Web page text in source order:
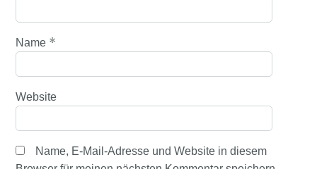
Name *
Website
Name, E-Mail-Adresse und Website in diesem